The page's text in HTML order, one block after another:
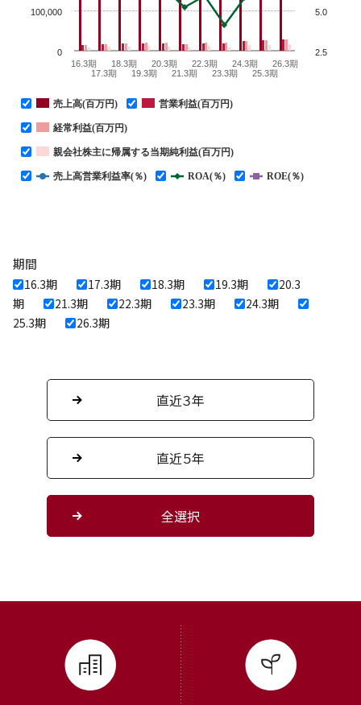
売上高(百万円) 営業利益(百万円)
経常利益(百万円)
親会社株主に帰属する当期純利益(百万円)
売上高営業利益率(％) ROA(％) ROE(％)
0
100,000
2.5
5.0
16.3期
17.3期
18.3期
19.3期
20.3期
21.3期
22.3期
23.3期
24.3期
25.3期
26.3期
期間
16.3期 17.3期 18.3期 19.3期
20.3
期
21.3期 22.3期 23.3期
24.3期
25.3期
26.3期